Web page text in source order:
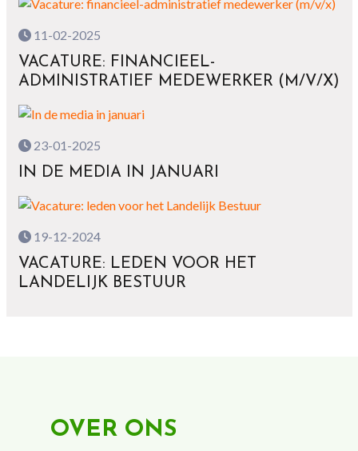
11-02-2025
VACATURE: FINANCIEEL-
ADMINISTRATIEF MEDEWERKER (M/V/X)
23-01-2025
IN DE MEDIA IN JANUARI
19-12-2024
VACATURE: LEDEN VOOR HET
LANDELIJK BESTUUR
OVER ONS